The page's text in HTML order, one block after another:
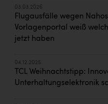
03.03.2026
Flugausfälle wegen
Vorlagenportal weiß
jetzt haben
04.12.2025
TCL Weihnachtstipp:
Unterhaltungselektronik